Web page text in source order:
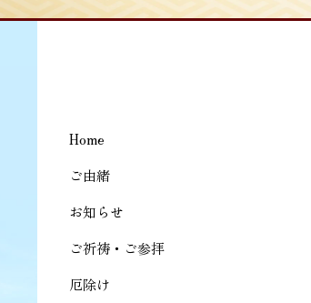
Home
ご由緒
お知らせ
ご祈祷・ご参拝
厄除け